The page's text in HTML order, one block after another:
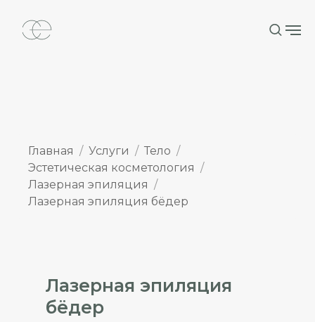
Главная Услуги
Тело
Эстетическая косметология
Лазерная эпиляция
Лазерная эпиляция бёдер
Лазерная эпиляция
бёдер